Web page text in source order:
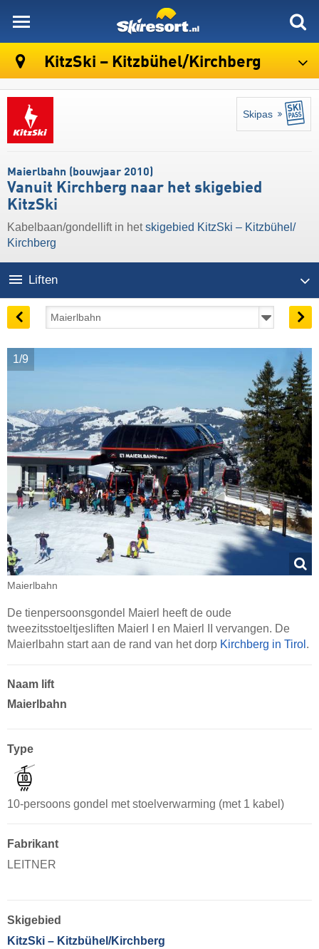
KitzSki – Kitzbühel/​Kirchberg
Skipas
Maierlbahn (bouwjaar 2010)
Vanuit Kirchberg naar het skigebied
KitzSki
Kabelbaan/gondellift in hetskigebied KitzSki – Kitzbühel/​
Kirchberg
Liften
1/9
Maierlbahn
De tienpersoonsgondel Maierl heeft de oude
tweezitsstoeltjesliften Maierl I en Maierl II vervangen. De
Maierlbahn start aan de rand van het dorp Kirchberg in Tirol .
Naam lift
Maierlbahn
Type
10-persoons gondel met stoelverwarming (met 1 kabel)
Fabrikant
LEITNER
Skigebied
KitzSki – Kitzbühel/​Kirchberg